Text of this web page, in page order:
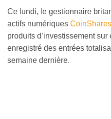
Ce lundi, le gestionnaire
actifs numériques CoinShares
produits d’investissement
enregistré des entrées
semaine dernière.